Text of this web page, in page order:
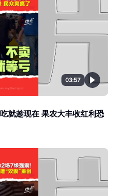
03:57
就趁现在 果农大丰收红利恐